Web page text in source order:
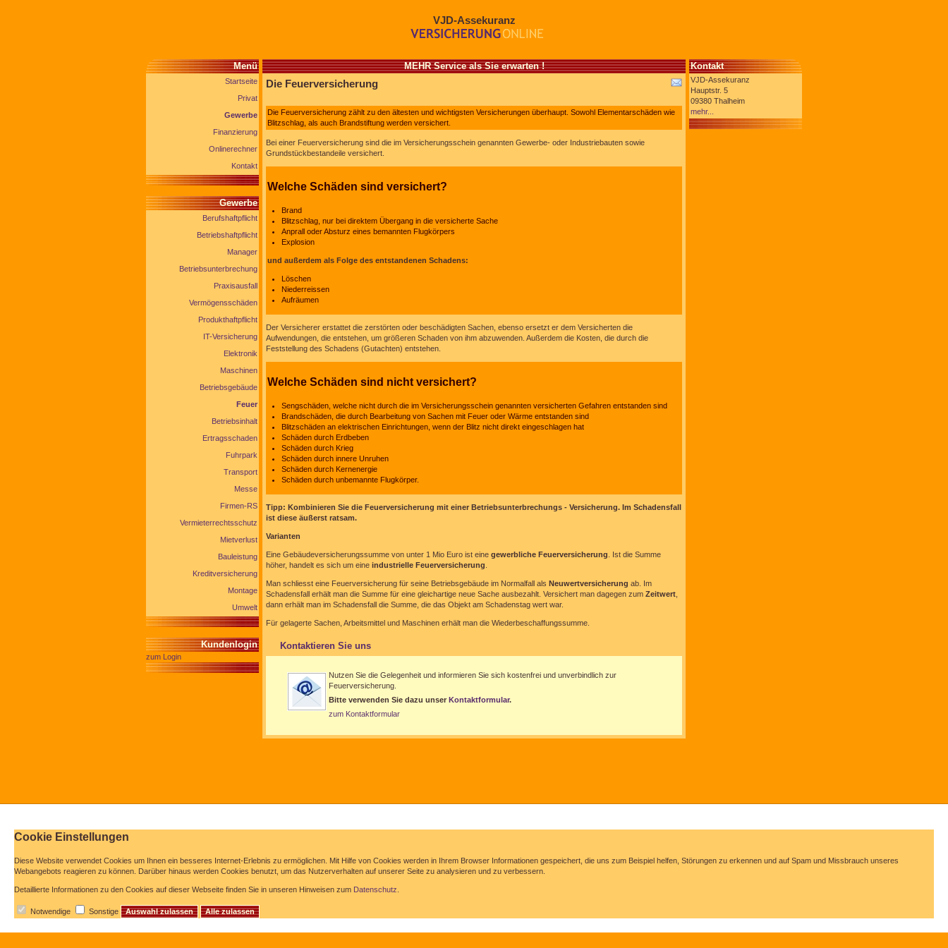
VJD-Assekuranz
Menü
Startseite
Privat
Gewerbe
Finanzierung
Onlinerechner
Kontakt
Gewerbe
Berufshaftpflicht
Betriebshaftpflicht
Manager
Betriebsunterbrechung
Praxisausfall
Vermögensschäden
Produkthaftpflicht
IT-Versicherung
Elektronik
Maschinen
Betriebsgebäude
Feuer
Betriebsinhalt
Ertragsschaden
Fuhrpark
Transport
Messe
Firmen-RS
Vermieterrechtsschutz
Mietverlust
Bauleistung
Kreditversicherung
Montage
Umwelt
Kundenlogin
zum Login
MEHR Service als Sie erwarten !
Die Feuerversicherung
Die Feuerversicherung zählt zu den ältesten und wichtigsten Versicherungen überhaupt. Sowohl Elementarschäden wie
Blitzschlag, als auch Brandstiftung werden versichert.
Bei einer Feuerversicherung sind die im Versicherungsschein genannten Gewerbe- oder Industriebauten sowie
Grundstückbestandeile versichert.
Welche Schäden sind versichert?
Brand
Blitzschlag, nur bei direktem Übergang in die versicherte Sache
Anprall oder Absturz eines bemannten Flugkörpers
Explosion
und außerdem als Folge des entstandenen Schadens:
Löschen
Niederreissen
Aufräumen
Der Versicherer erstattet die zerstörten oder beschädigten Sachen, ebenso ersetzt er dem Versicherten die
Aufwendungen, die entstehen, um größeren Schaden von ihm abzuwenden. Außerdem die Kosten, die durch die
Feststellung des Schadens (Gutachten) entstehen.
Welche Schäden sind nicht versichert?
Sengschäden, welche nicht durch die im Versicherungsschein genannten versicherten Gefahren entstanden sind
Brandschäden, die durch Bearbeitung von Sachen mit Feuer oder Wärme entstanden sind
Blitzschäden an elektrischen Einrichtungen, wenn der Blitz nicht direkt eingeschlagen hat
Schäden durch Erdbeben
Schäden durch Krieg
Schäden durch innere Unruhen
Schäden durch Kernenergie
Schäden durch unbemannte Flugkörper.
Tipp: Kombinieren Sie die Feuerversicherung mit einer Betriebsunterbrechungs - Versicherung. Im Schadensfall
ist diese äußerst ratsam.
Varianten
Eine Gebäudeversicherungssumme von unter 1 Mio Euro ist eine gewerbliche Feuerversicherung . Ist die Summe
höher, handelt es sich um eine industrielle Feuerversicherung
Man schliesst eine Feuerversicherung für seine Betriebsgebäude im Normalfall als Neuwertversicherung ab. Im
Schadensfall erhält man die Summe für eine gleichartige neue Sache ausbezahlt. Versichert man dagegen zum Zeitwert
dann erhält man im Schadensfall die Summe, die das Objekt am Schadenstag wert war.
Für gelagerte Sachen, Arbeitsmittel und Maschinen erhält man die Wiederbeschaffungssumme.
Kontaktieren Sie uns
Nutzen Sie die Gelegenheit und informieren Sie sich kostenfrei und unverbindlich zur
Feuerversicherung.
Bitte verwenden Sie dazu unser Kontaktformular.
zum Kontaktformular
Kontakt
VJD-Assekuranz
Hauptstr. 5
09380 Thalheim
mehr...
Cookie Einstellungen
Diese Website verwendet Cookies um Ihnen ein besseres Internet-Erlebnis zu ermöglichen. Mit Hilfe von Cookies werden in Ihrem Browser Informationen gespeichert, die uns zum Beispiel helfen, Störungen zu erkennen und auf Spam und Missbrauch unseres
Webangebots reagieren zu können. Darüber hinaus werden Cookies benutzt, um das Nutzerverhalten auf unserer Seite zu analysieren und zu verbessern.
Detaillierte Informationen zu den Cookies auf dieser Webseite finden Sie in unseren Hinweisen zum Datenschutz
Notwendige Sonstige Auswahl zulassen Alle zulassen